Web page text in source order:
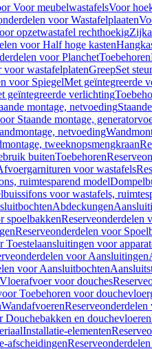
Voor meubelwastafelsVoor
voor Wastafelplaaten
opzetwastafel rechthoekig
voor Half hoge kasten
voor PlanchetToebehoren
voor wastafelplatenGreepSet
voor SpiegelMet geïntegreerde
geïntegreerde verlichting
montage, netvoeding
Staande montage,
netvoeding
tweeknopsmengkraan
buitenToebehoren
voor wastafels
ruimtesparend model
voor wastafels,
Abdeckungen
spoelbakkenReserveonderdelen
Reserveonderdelen voor
Toestelaansluitingen voor
voor Aansluitingen
voor Aansluitbochten
Vloerafvoer voor douches
Toebehoren voor
Wandafvoeren
Douchebakken en douchevloeren
Installatie-elementen
afscheidingen